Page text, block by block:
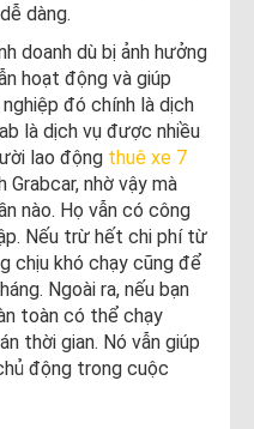
dàng.
doanh dù bị ảnh hưởng
hoạt động và giúp
đó chính là dịch
là dịch vụ được nhiều
lao động thuê xe 7
nhờ vậy mà
nào. Họ vẫn có công
Nếu trừ hết chi phí từ
chịu khó chạy cũng để
Ngoài ra, nếu bạn
toàn có thể chạy
thời gian. Nó vẫn giúp
động trong cuộc